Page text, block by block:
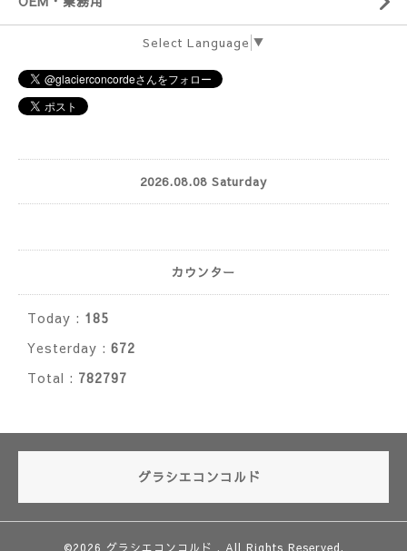
Select Language ▼
2026.08.08 Saturday
カウンター
Today : 185
Yesterday : 672
Total : 782797
グラシエコンコルド
©2026 グラシエコンコルド . All Rights Reserved.